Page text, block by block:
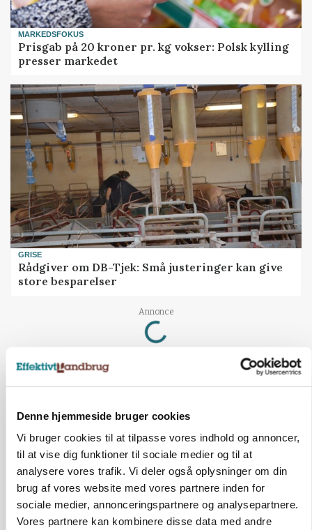
Denne hjemmeside bruger cookies
Vi bruger cookies til at tilpasse vores indhold og annoncer,
til at vise dig funktioner til sociale medier og til at
analysere vores trafik. Vi deler også oplysninger om din
brug af vores website med vores partnere inden for
sociale medier, annonceringspartnere og analysepartnere.
Vores partnere kan kombinere disse data med andre
MARKEDSFOKUS
Prisgab på 20 kroner pr. kg vokser: Polsk kylling
presser markedet
GRISE
Rådgiver om DB-Tjek: Små justeringer kan give
store besparelser
Annonce
Loading...